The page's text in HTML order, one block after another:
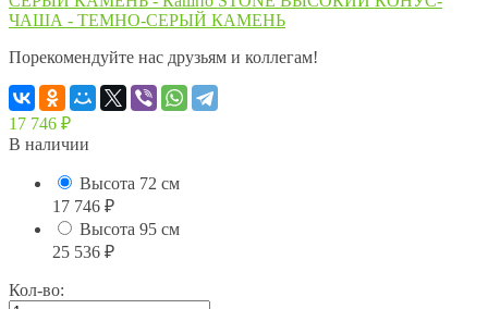
Порекомендуйте нас друзьям и коллегам!
17 746 ₽
В наличии
Высота 72 см
17 746 ₽
Высота 95 см
25 536 ₽
Кол-во: